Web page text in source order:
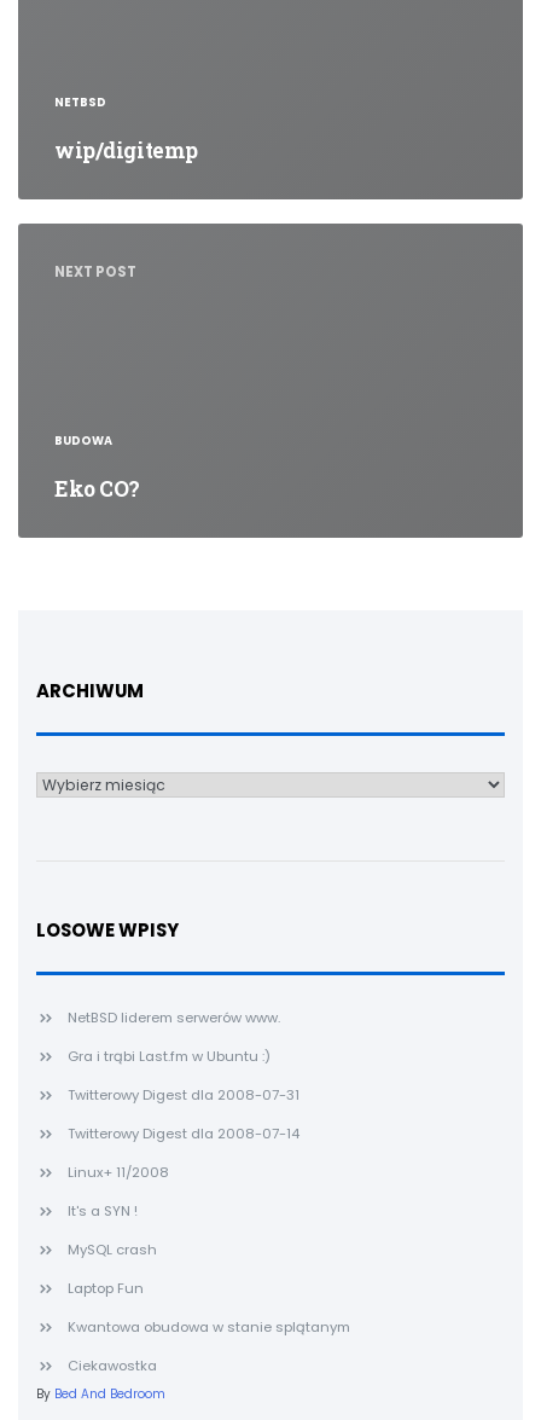
NETBSD
wip/digitemp
NEXT POST
BUDOWA
Eko CO?
ARCHIWUM
Archiwum
LOSOWE WPISY
NetBSD liderem serwerów www.
Gra i trąbi Last.fm w Ubuntu :)
Twitterowy Digest dla 2008-07-31
Twitterowy Digest dla 2008-07-14
Linux+ 11/2008
It's a SYN !
MySQL crash
Laptop Fun
Kwantowa obudowa w stanie splątanym
Ciekawostka
By Bed And Bedroom